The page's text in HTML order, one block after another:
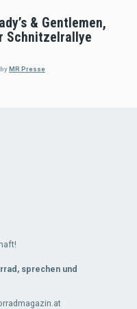
& Gentlemen,
Schnitzelrallye
byMR Presse
sprechen und